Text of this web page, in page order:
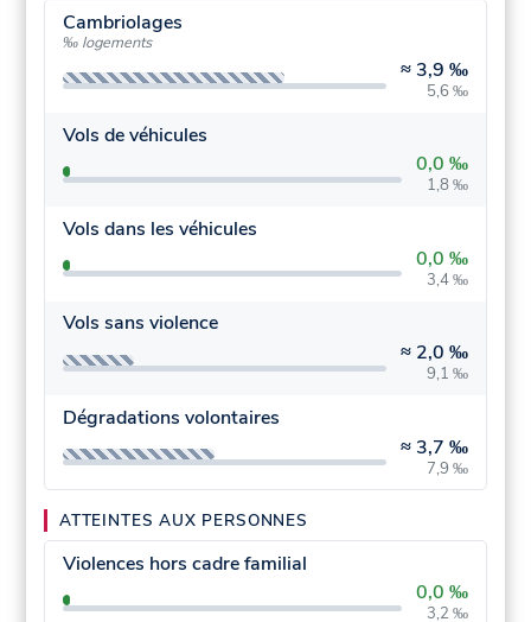
Cambriolages
‰ logements
≈ 3,9 ‰
5,6 ‰
Vols de véhicules
0,0 ‰
1,8 ‰
Vols dans les véhicules
0,0 ‰
3,4 ‰
Vols sans violence
≈ 2,0 ‰
9,1 ‰
Dégradations volontaires
≈ 3,7 ‰
7,9 ‰
ATTEINTES AUX PERSONNES
Violences hors cadre familial
0,0 ‰
3,2 ‰